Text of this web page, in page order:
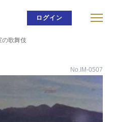
ログイン
の歌舞伎
No.IM-0507